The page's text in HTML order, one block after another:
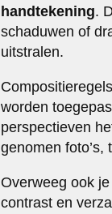
handtekening.
schaduwen of
uitstralen.
worden
perspectieven
genomen
Overweeg ook je
contrast en